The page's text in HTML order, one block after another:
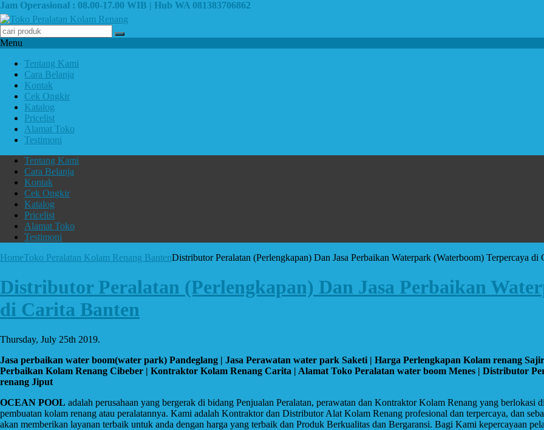
Jam Operasional : 08.00-17.00 WIB | Hub WA 081383706862
Menu
Tentang Kami
Cara Belanja
Kontak
Cek Ongkir
Katalog
Pricelist
Alamat Toko
Testimoni
Tentang Kami
Cara Belanja
Kontak
Cek Ongkir
Katalog
Pricelist
Alamat Toko
Testimoni
HomeToko Peralatan Kolam Renang BantenDistributor Peralatan (Perlengkapan) Dan Jasa Perbaikan Waterpark (Waterboom) Terpercaya di
Distributor Peralatan (Perlengkapan) Dan Jasa Perbaikan
di Carita Banten
Thursday, July 25th 2019.
Jasa perbaikan water boom(water park) Pandeglang | Jasa Perawatan water park Saketi | Harga Perlengkapan Kolam renang
Perbaikan Kolam Renang Cibeber | Kontraktor Kolam Renang Carita | Alamat Toko Peralatan water boom Menes | Distributor
renang Jiput
OCEAN POOL adalah perusahaan yang bergerak di bidang Penjualan Peralatan, perawatan dan Kontraktor Kolam Renang yang berlokasi
pembuatan kolam renang atau peralatannya. Kami adalah Kontraktor dan Distributor Alat Kolam Renang profesional dan terpercaya, dan
akan memberikan layanan terbaik untuk anda dengan harga yang terbaik dan Produk Berkualitas dan Bergaransi. Bagi Kami kepercayaan